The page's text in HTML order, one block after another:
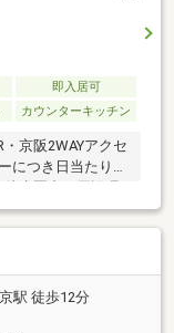
即入居可
カウンターキッチン
京阪2WAYアクセ
につき日当たり良
駅 徒歩12分